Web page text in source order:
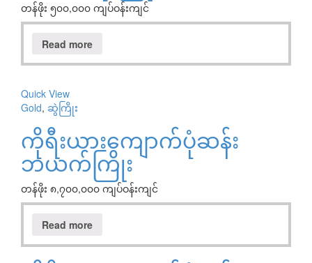
တန်ဖိုး ၅၀၀,၀၀၀ ကျပ်ဝန်းကျင်
Read more
Quick View
Gold, ဆွဲကြိုး
ကိုရီးယားကျောက်ပုံဆန်း
ဘယက်ကြိုး
တန်ဖိုး ၈,၇၀၀,၀၀၀ ကျပ်ဝန်းကျင်
Read more